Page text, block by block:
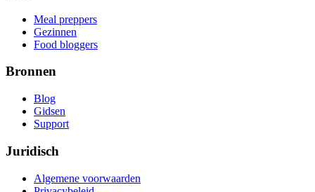
Meal preppers
Gezinnen
Food bloggers
Bronnen
Blog
Gidsen
Support
Juridisch
Algemene voorwaarden